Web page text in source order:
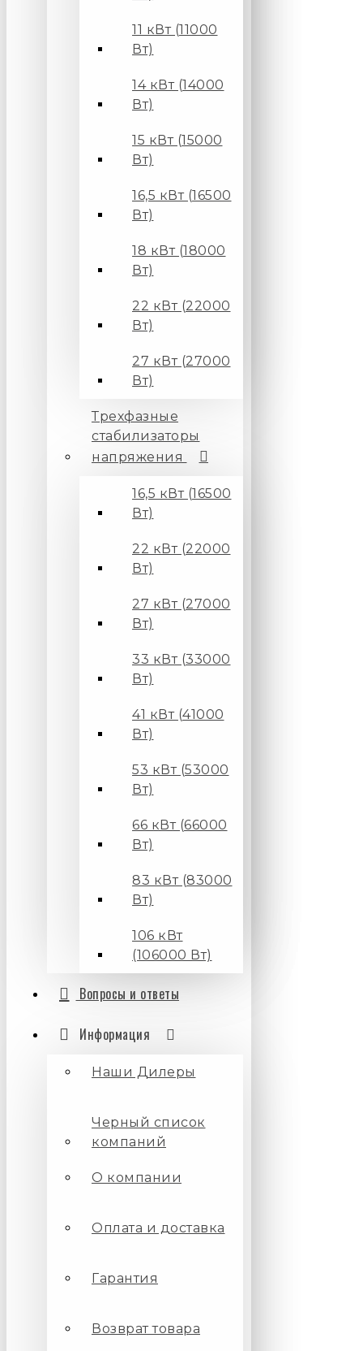
11 кВт (11000
Вт)
14 кВт (14000
Вт)
15 кВт (15000
Вт)
16,5 кВт (16500
Вт)
18 кВт (18000
Вт)
22 кВт (22000
Вт)
27 кВт (27000
Вт)
Трехфазные
стабилизаторы
напряжения
16,5 кВт (16500
Вт)
22 кВт (22000
Вт)
27 кВт (27000
Вт)
33 кВт (33000
Вт)
41 кВт (41000
Вт)
53 кВт (53000
Вт)
66 кВт (66000
Вт)
83 кВт (83000
Вт)
106 кВт
(106000 Вт)
Вопросы и ответы
Информация
Наши Дилеры
Черный список
компаний
О компании
Оплата и доставка
Гарантия
Возврат товара